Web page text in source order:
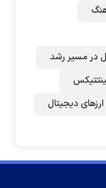
در مسیر رشد
دیجیتال